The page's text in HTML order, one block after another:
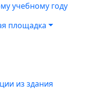
учебному году
площадка
из здания